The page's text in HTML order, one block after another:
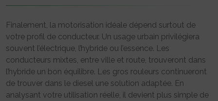
Finalement, la motorisation idéale dépend surtout de
votre profil de conducteur. Un usage urbain privilégiera
souvent l’électrique, l’hybride ou l’essence. Les
conducteurs mixtes, entre ville et route, trouveront dans
l’hybride un bon équilibre. Les gros rouleurs continueront
de trouver dans le diesel une solution adaptée. En
analysant votre utilisation réelle, il devient plus simple de